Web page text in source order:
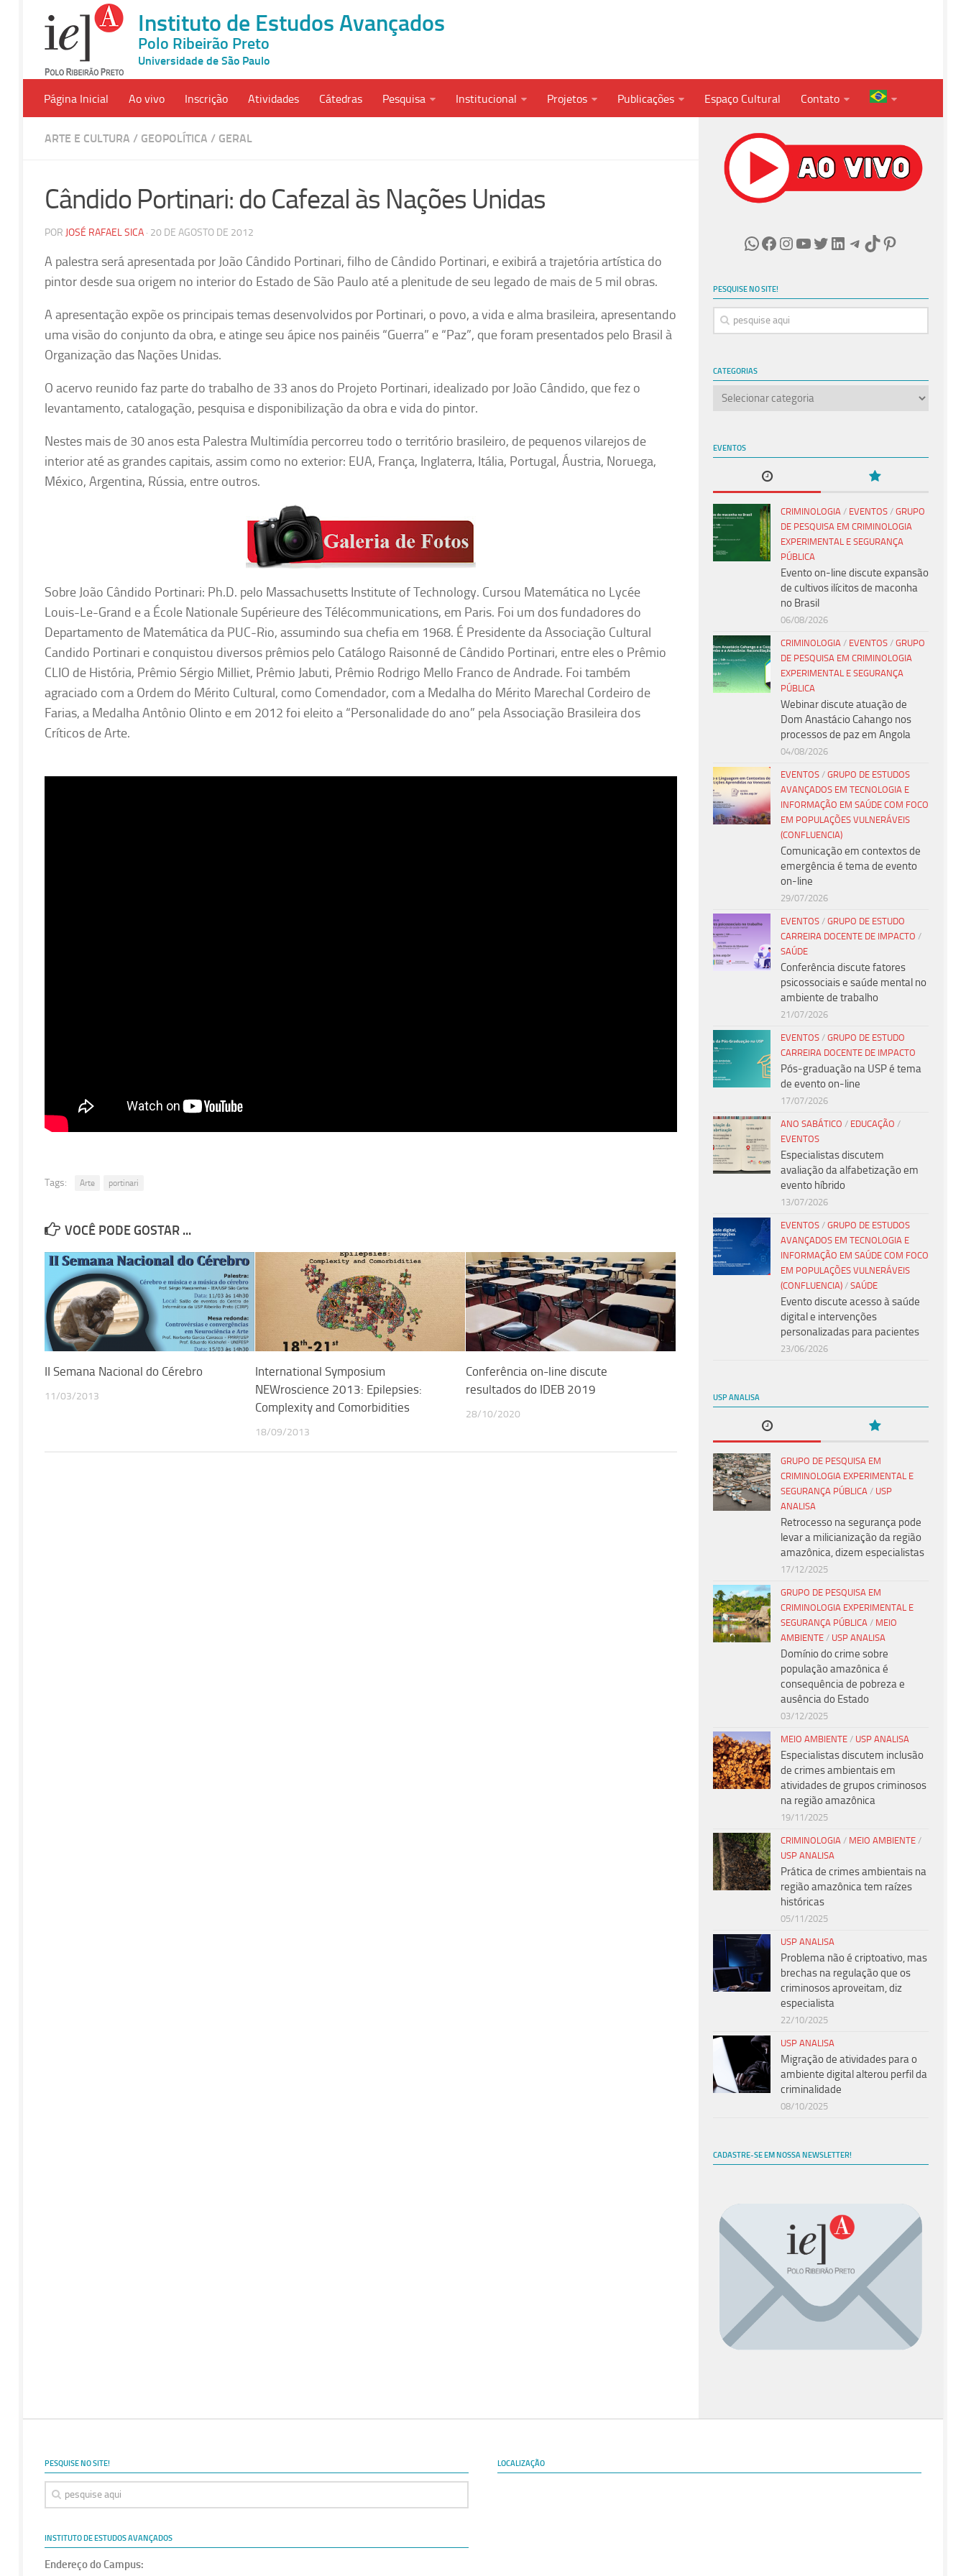
Instituto de Estudos Avançados
Polo Ribeirão Preto
Universidade de São Paulo
Página Inicial Ao vivo Inscrição Atividades Cátedras Pesquisa Institucional Projetos Publicações Espaço Cultural Contato
ARTE E CULTURA / GEOPOLÍTICA / GERAL
Cândido Portinari: do Cafezal às Nações Unidas
POR JOSÉ RAFAEL SICA · 20 DE AGOSTO DE 2012
A palestra será apresentada por João Cândido Portinari, filho de Cândido Portinari, e exibirá a trajetória artística do
pintor desde sua origem no interior do Estado de São Paulo até a plenitude de seu legado de mais de 5 mil obras.
A apresentação expõe os principais temas desenvolvidos por Portinari, o povo, a vida e alma brasileira, apresentando
uma visão do conjunto da obra, e atinge seu ápice nos painéis “Guerra” e “Paz”, que foram presentados pelo Brasil à
Organização das Nações Unidas.
O acervo reunido faz parte do trabalho de 33 anos do Projeto Portinari, idealizado por João Cândido, que fez o
levantamento, catalogação, pesquisa e disponibilização da obra e vida do pintor.
Nestes mais de 30 anos esta Palestra Multimídia percorreu todo o território brasileiro, de pequenos vilarejos de
interior até as grandes capitais, assim como no exterior: EUA, França, Inglaterra, Itália, Portugal, Áustria, Noruega,
México, Argentina, Rússia, entre outros.
Sobre João Cândido Portinari: Ph.D. pelo Massachusetts Institute of Technology. Cursou Matemática no Lycée
Louis-Le-Grand e a École Nationale Supérieure des Télécommunications, em Paris. Foi um dos fundadores do
Departamento de Matemática da PUC-Rio, assumindo sua chefia em 1968. É Presidente da Associação Cultural
Candido Portinari e conquistou diversos prêmios pelo Catálogo Raisonné de Cândido Portinari, entre eles o Prêmio
CLIO de História, Prêmio Sérgio Milliet, Prêmio Jabuti, Prêmio Rodrigo Mello Franco de Andrade. Foi também
agraciado com a Ordem do Mérito Cultural, como Comendador, com a Medalha do Mérito Marechal Cordeiro de
Farias, a Medalha Antônio Olinto e em 2012 foi eleito a “Personalidade do ano” pela Associação Brasileira dos
Críticos de Arte.
Tags: Arte portinari
VOCÊ PODE GOSTAR ...
II Semana Nacional do Cérebro
11/03/2013
International Symposium
NEWroscience 2013: Epilepsies:
Complexity and Comorbidities
18/09/2013
Conferência on-line discute
resultados do IDEB 2019
28/10/2020
WhatsApp
Facebook
Instagram
Youtube
Twitter
LinkedIn
Telegram
TikTokPinterest
PESQUISE NO SITE!
CATEGORIAS
Categorias
EVENTOS
CRIMINOLOGIA / EVENTOS / GRUPO
DE PESQUISA EM CRIMINOLOGIA
EXPERIMENTAL E SEGURANÇA
PÚBLICA
Evento on-line discute expansão
de cultivos ilícitos de maconha
no Brasil
06/08/2026
CRIMINOLOGIA / EVENTOS / GRUPO
DE PESQUISA EM CRIMINOLOGIA
EXPERIMENTAL E SEGURANÇA
PÚBLICA
Webinar discute atuação de
Dom Anastácio Cahango nos
processos de paz em Angola
04/08/2026
EVENTOS / GRUPO DE ESTUDOS
AVANÇADOS EM TECNOLOGIA E
INFORMAÇÃO EM SAÚDE COM FOCO
EM POPULAÇÕES VULNERÁVEIS
(CONFLUENCIA)
Comunicação em contextos de
emergência é tema de evento
on-line
29/07/2026
EVENTOS / GRUPO DE ESTUDO
CARREIRA DOCENTE DE IMPACTO /
SAÚDE
Conferência discute fatores
psicossociais e saúde mental no
ambiente de trabalho
21/07/2026
EVENTOS / GRUPO DE ESTUDO
CARREIRA DOCENTE DE IMPACTO
Pós-graduação na USP é tema
de evento on-line
17/07/2026
ANO SABÁTICO / EDUCAÇÃO /
EVENTOS
Especialistas discutem
avaliação da alfabetização em
evento híbrido
13/07/2026
EVENTOS / GRUPO DE ESTUDOS
AVANÇADOS EM TECNOLOGIA E
INFORMAÇÃO EM SAÚDE COM FOCO
EM POPULAÇÕES VULNERÁVEIS
(CONFLUENCIA) / SAÚDE
Evento discute acesso à saúde
digital e intervenções
personalizadas para pacientes
23/06/2026
USP ANALISA
GRUPO DE PESQUISA EM
CRIMINOLOGIA EXPERIMENTAL E
SEGURANÇA PÚBLICA / USP
ANALISA
Retrocesso na segurança pode
levar a milicianização da região
amazônica, dizem especialistas
17/12/2025
GRUPO DE PESQUISA EM
CRIMINOLOGIA EXPERIMENTAL E
SEGURANÇA PÚBLICA / MEIO
AMBIENTE / USP ANALISA
Domínio do crime sobre
população amazônica é
consequência de pobreza e
ausência do Estado
03/12/2025
MEIO AMBIENTE / USP ANALISA
Especialistas discutem inclusão
de crimes ambientais em
atividades de grupos criminosos
na região amazônica
19/11/2025
CRIMINOLOGIA / MEIO AMBIENTE /
USP ANALISA
Prática de crimes ambientais na
região amazônica tem raízes
históricas
05/11/2025
USP ANALISA
Problema não é criptoativo, mas
brechas na regulação que os
criminosos aproveitam, diz
especialista
22/10/2025
USP ANALISA
Migração de atividades para o
ambiente digital alterou perfil da
criminalidade
08/10/2025
CADASTRE-SE EM NOSSA NEWSLETTER!
PESQUISE NO SITE!
INSTITUTO DE ESTUDOS AVANÇADOS
Endereço do Campus:
LOCALIZAÇÃO